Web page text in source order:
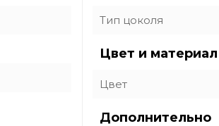
Тип цоколя
Цвет и материал
Цвет
Дополнительно